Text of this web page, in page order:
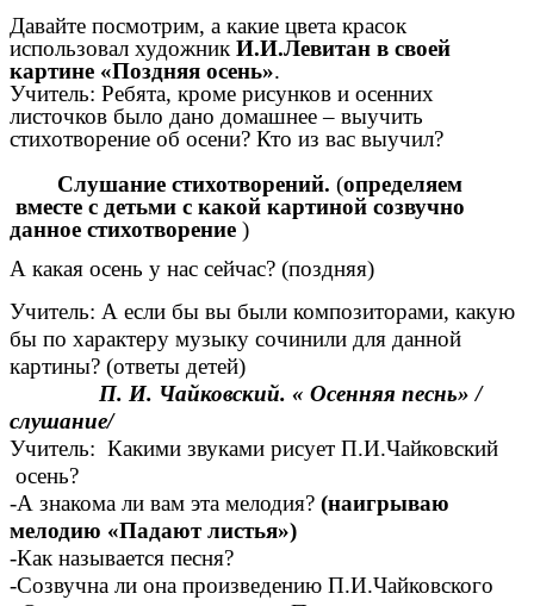
Давайте посмотрим, а какие цвета красок
использовал художник И.И.Левитан в своей
картине «Поздняя осень».
Учитель: Ребята, кроме рисунков и осенних
листочков было дано домашнее – выучить
стихотворение об осени? Кто из вас выучил?
Слушание стихотворений. (определяем
вместе с детьми с какой картиной созвучно
данное стихотворение )
А какая осень у нас сейчас? (поздняя)
Учитель: А если бы вы были композиторами, какую
бы по характеру музыку сочинили для данной
картины? (ответы детей)
П. И. Чайковский. « Осенняя песнь» /
слушание/
Учитель: Какими звуками рисует П.И.Чайковский
осень?
-А знакома ли вам эта мелодия? (наигрываю
мелодию «Падают листья»)
-Как называется песня?
-Созвучна ли она произведению П.И.Чайковского